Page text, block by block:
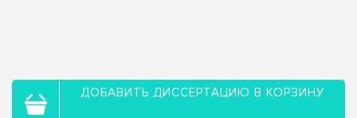
ДОБАВИТЬ ДИССЕРТАЦИЮ В КОРЗИНУ